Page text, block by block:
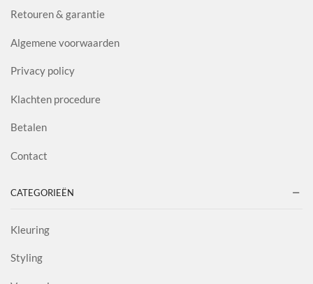
Retouren & garantie
Algemene voorwaarden
Privacy policy
Klachten procedure
Betalen
Contact
CATEGORIEËN
Kleuring
Styling